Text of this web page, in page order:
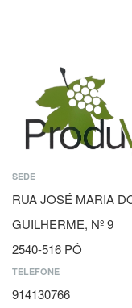
SEDE
RUA JOSÉ MARIA
GUILHERME, Nº 9
2540-516 PÓ
TELEFONE
914130766